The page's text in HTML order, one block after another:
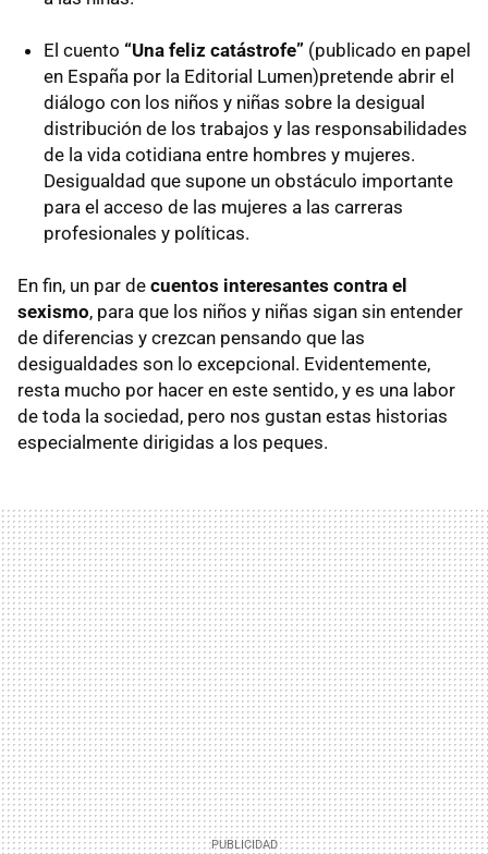
El cuento “Una feliz catástrofe” (publicado en papel
en España por la Editorial Lumen)pretende abrir el
diálogo con los niños y niñas sobre la desigual
distribución de los trabajos y las responsabilidades
de la vida cotidiana entre hombres y mujeres.
Desigualdad que supone un obstáculo importante
para el acceso de las mujeres a las carreras
profesionales y políticas.
En fin, un par de cuentos interesantes contra el
sexismo, para que los niños y niñas sigan sin entender
de diferencias y crezcan pensando que las
desigualdades son lo excepcional. Evidentemente,
resta mucho por hacer en este sentido, y es una labor
de toda la sociedad, pero nos gustan estas historias
especialmente dirigidas a los peques.